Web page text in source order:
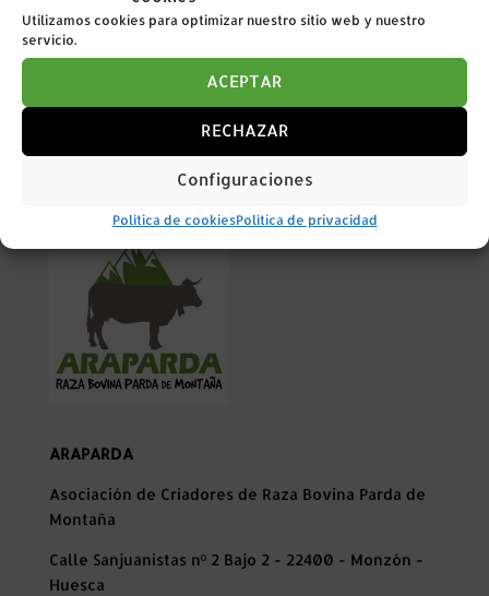
Utilizamos cookies para optimizar nuestro sitio web y nuestro
servicio.
ACEPTAR
RECHAZAR
Configuraciones
Política de cookiesPolítica de privacidad
ARAPARDA
Asociación de Criadores de Raza Bovina Parda de
Montaña
Calle Sanjuanistas nº 2 Bajo 2 - 22400 - Monzón -
Huesca